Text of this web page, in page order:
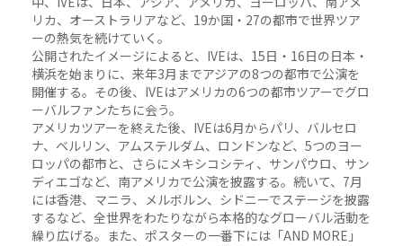
リカ、オーストラリアなど、19か国・27の都市で世界ツア
ーの熱気を続けていく。
公開されたイメージによると、IVEは、15日・16日の日本・
横浜を始まりに、来年3月までアジアの8つの都市で公演を
開催する。その後、IVEはアメリカの6つの都市ツアーでグロ
ーバルファンたちに会う。
アメリカツアーを終えた後、IVEは6月からパリ、バルセロ
ナ、ベルリン、アムステルダム、ロンドンなど、5つのヨー
ロッパの都市と、さらにメキシコシティ、サンパウロ、サン
ディエゴなど、南アメリカで公演を披露する。続いて、7月
には香港、マニラ、メルボルン、シドニーでステージを披露
するなど、全世界をわたりながら本格的なグローバル活動を
繰り広げる。また、ポスターの一番下には「AND MORE」